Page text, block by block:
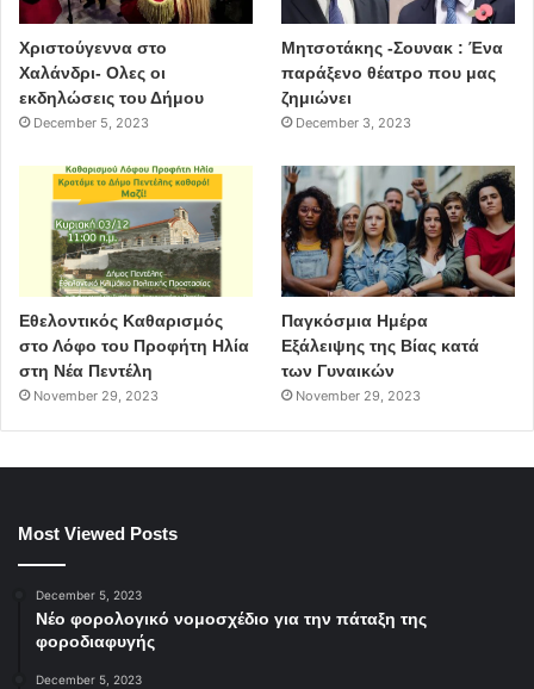
Χριστούγεννα στο
Χαλάνδρι- Ολες οι
εκδηλώσεις του Δήμου
December 5, 2023
Μητσοτάκης -Σουνακ : Ένα
παράξενο θέατρο που μας
ζημιώνει
December 3, 2023
Εθελοντικός Καθαρισμός
στο Λόφο του Προφήτη Ηλία
στη Νέα Πεντέλη
November 29, 2023
Παγκόσμια Ημέρα
Εξάλειψης της Βίας κατά
των Γυναικών
November 29, 2023
Most Viewed Posts
December 5, 2023
Νέο φορολογικό νομοσχέδιο για την πάταξη της
φοροδιαφυγής
December 5, 2023